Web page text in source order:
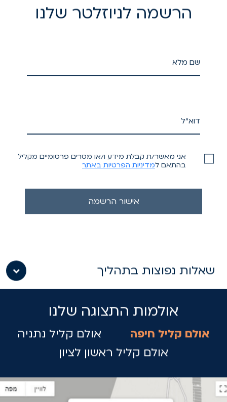
הרשמה לניוזלטר שלנו
אני מאשר/ת קבלת מידע ו/או מסרים פרסומיים מקליל
בהתאם למדיניות הפרטיות באתר
שאלות נפוצות בתהליך
אולמות התצוגה שלנו
אולם קליל חיפה
אולם קליל נתניה
אולם קליל ראשון לציון